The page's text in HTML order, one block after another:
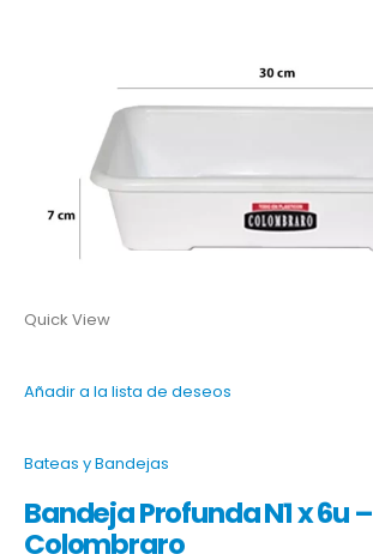
Quick View
Añadir a la lista de deseos
Bateas y Bandejas
Bandeja Profunda N1 x 6u –
Colombraro